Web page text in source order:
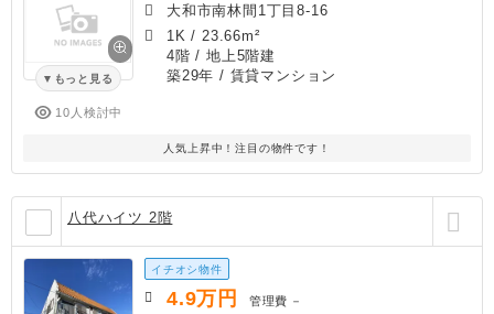
もっと見る
10人検討中
大和市南林間1丁目8-16
1K / 23.66m²
4階 / 地上5階建
築29年 / 賃貸マンション
人気上昇中！注目の物件です！
八代ハイツ 2階
イチオシ物件
4.9万円 管理費 －